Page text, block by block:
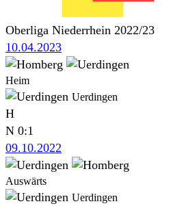
Oberliga Niederrhein 2022/23
10.04.2023
Heim
Uerdingen
H
N 0:1
09.10.2022
Auswärts
Uerdingen